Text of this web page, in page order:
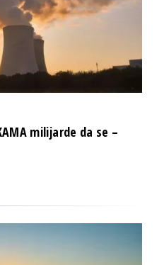
milijarde da se –